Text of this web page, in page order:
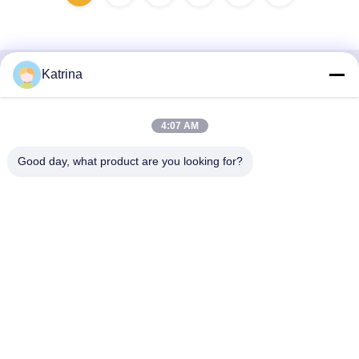
Schnelle Kontaktaufnahme
Industriehafen, Nr.117, Nansan Road,
Katrina
4:07 AM
Good day, what product are you looking for?